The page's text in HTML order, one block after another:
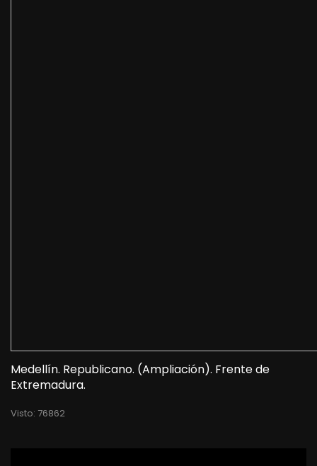
Medellín. Republicano. (Ampliación). Frente de
Extremadura.
Visto: 76862